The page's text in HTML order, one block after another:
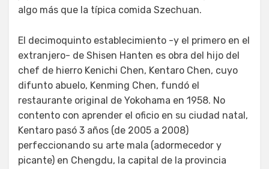
algo más que la típica comida Szechuan.
El decimoquinto establecimiento -y el primero en el
extranjero- de Shisen Hanten es obra del hijo del
chef de hierro Kenichi Chen, Kentaro Chen, cuyo
difunto abuelo, Kenming Chen, fundó el
restaurante original de Yokohama en 1958. No
contento con aprender el oficio en su ciudad natal,
Kentaro pasó 3 años (de 2005 a 2008)
perfeccionando su arte mala (adormecedor y
picante) en Chengdu, la capital de la provincia